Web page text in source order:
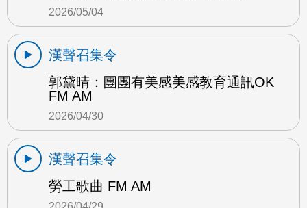
2026/05/04
漢聲召集令
郭黛晴：團團有美感美感教育通訊OK
FM AM
2026/04/30
漢聲召集令
勞工歌曲 FM AM